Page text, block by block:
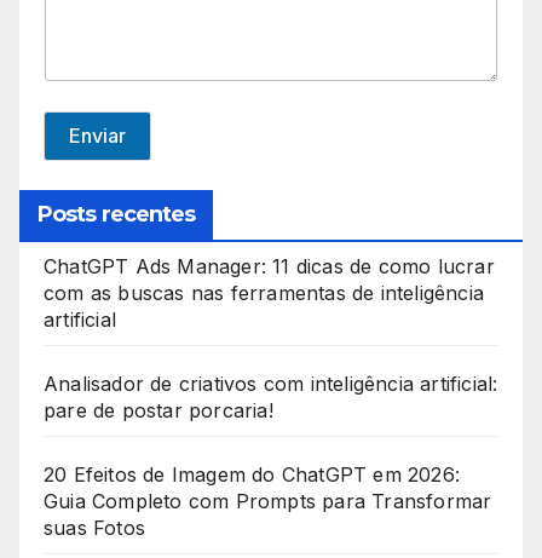
S
a
t
s
+
Enviar
Posts recentes
ChatGPT Ads Manager: 11 dicas de como lucrar
com as buscas nas ferramentas de inteligência
artificial
Analisador de criativos com inteligência artificial:
pare de postar porcaria!
20 Efeitos de Imagem do ChatGPT em 2026:
Guia Completo com Prompts para Transformar
suas Fotos